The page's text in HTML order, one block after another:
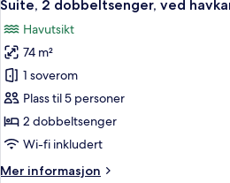
ved
havkanten
alle
bildene
av
Suite,
2
dobbeltsenger,
ved
Suite, 2 dobbeltsenger, ved
Havutsikt
74 m²
1 soverom
Plass til 5 personer
2 dobbeltsenger
Wi-fi inkludert
Mer informasjon
Mer